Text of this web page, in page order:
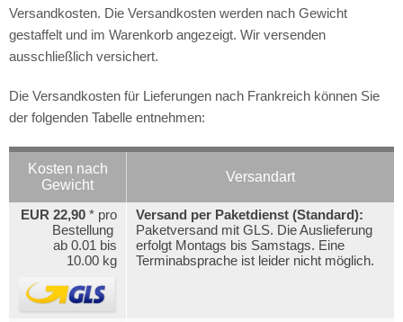
Versandkosten. Die Versandkosten werden nach Gewicht
gestaffelt und im Warenkorb angezeigt. Wir versenden
ausschließlich versichert.
Die Versandkosten für Lieferungen nach Frankreich können Sie
der folgenden Tabelle entnehmen:
Kosten nach
Gewicht
Versandart
EUR 22,90 * pro
Bestellung
ab 0.01 bis
10.00 kg
Versand per Paketdienst (Standard):
Paketversand mit GLS. Die Auslieferung
erfolgt Montags bis Samstags. Eine
Terminabsprache ist leider nicht möglich.